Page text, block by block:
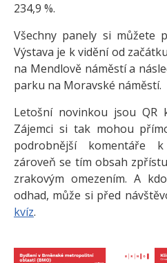
234,9 %.
Všechny panely si můžete
Výstava je k vidění od
na Mendlově náměstí a
parku na Moravské náměstí.
Letošní novinkou jsou QR
Zájemci si tak mohou
podrobnější komentáře
zároveň se tím obsah
zrakovým omezením. A
odhad, může si před
kvíz.